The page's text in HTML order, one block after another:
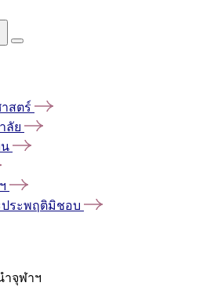
สตร์
ลัย
ประพฤติมิชอบ
ำจุฬาฯ